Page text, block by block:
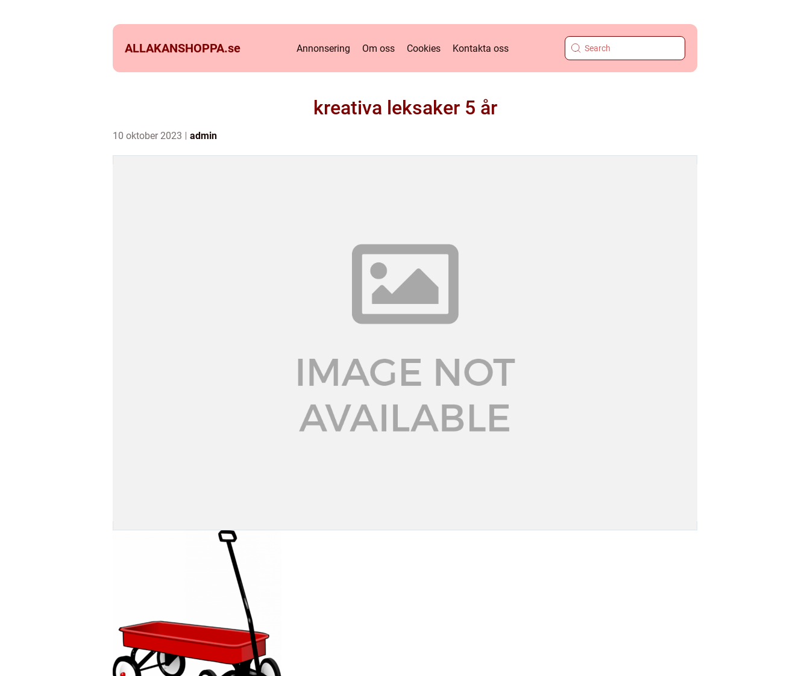
ALLAKANSHOPPA.se Annonsering Om oss Cookies Kontakta oss
kreativa leksaker 5 år
10 oktober 2023 admin